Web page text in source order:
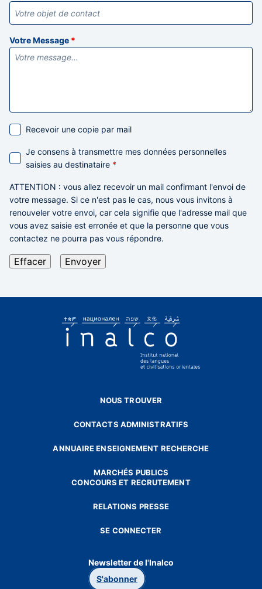
Votre Message *
Recevoir une copie par mail
Je consens à transmettre mes données personnelles
saisies au destinataire *
ATTENTION : vous allez recevoir un mail confirmant l'envoi de
votre message. Si ce n'est pas le cas, nous vous invitons à
renouveler votre envoi, car cela signifie que l'adresse mail que
vous avez saisie est erronée et que la personne que vous
contactez ne pourra pas vous répondre.
NOUS TROUVER
CONTACTS ADMINISTRATIFS
ANNUAIRE ENSEIGNEMENT RECHERCHE
MARCHÉS PUBLICS
CONCOURS ET RECRUTEMENT
RELATIONS PRESSE
SE CONNECTER
Newsletter de l'Inalco
S'abonner